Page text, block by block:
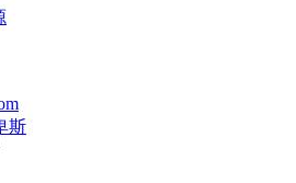
斯